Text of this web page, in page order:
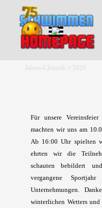
Menü überspringen
Jahres-Chronik > 2026
Für unsere
machten wir uns am
Ab 16:00 Uhr spielten
ehrten wir die
schauten bebildert
vergangene
Unternehmungen.
winterlichen Wetters